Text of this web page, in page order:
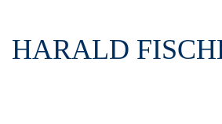
HARALD